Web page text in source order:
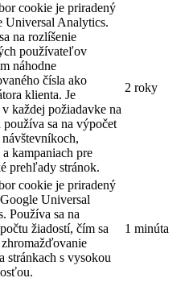
cookie je priradený
Universal Analytics.
na rozlíšenie
používateľov
náhodne
čísla ako
klienta. Je
každej požiadavke na
používa sa na výpočet
kampaniach pre
prehľady stránok.
2 roky
cookie je priradený
Universal
Používa sa na
žiadostí, čím sa
stránkach s vysokou
1 minúta